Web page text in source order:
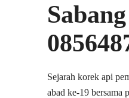
Sabang
Sejarah korek api
abad ke-19 bersama